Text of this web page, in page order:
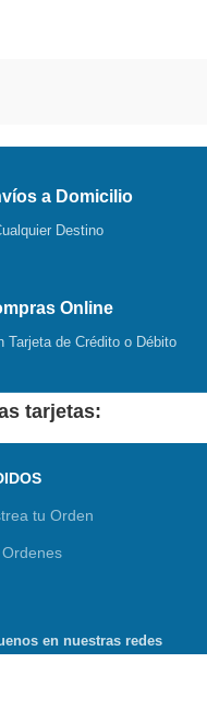
a Domicilio
Destino
Online
Tarjeta de Crédito o Débito
tarjetas:
tu Orden
Ordenes
en nuestras redes